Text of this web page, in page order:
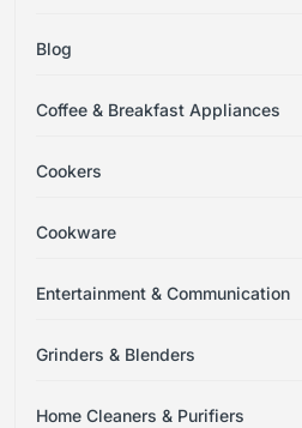
Blog
Coffee & Breakfast Appliances
Cookers
Cookware
Entertainment & Communication
Grinders & Blenders
Home Cleaners & Purifiers